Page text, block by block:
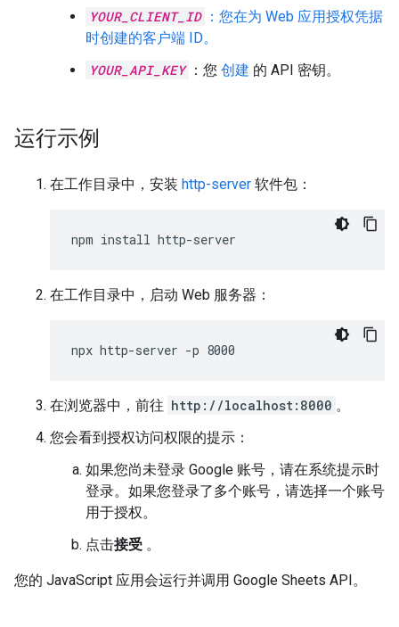
YOUR_CLIENT_ID ：您在为 Web 应用授权凭据
时创建的客户端 ID。
YOUR_API_KEY ：您 创建 的 API 密钥。
运行示例
在工作目录中，安装 http-server 软件包：
在工作目录中，启动 Web 服务器：
在浏览器中，前往 http://localhost:8000 。
您会看到授权访问权限的提示：
如果您尚未登录 Google 账号，请在系统提示时
登录。如果您登录了多个账号，请选择一个账号
用于授权。
点击接受 。
您的 JavaScript 应用会运行并调用 Google Sheets API。